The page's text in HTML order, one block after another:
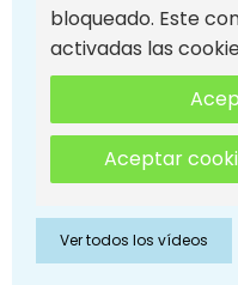
bloqueado. Este
activadas las
Aceptar
Ver todos los vídeos